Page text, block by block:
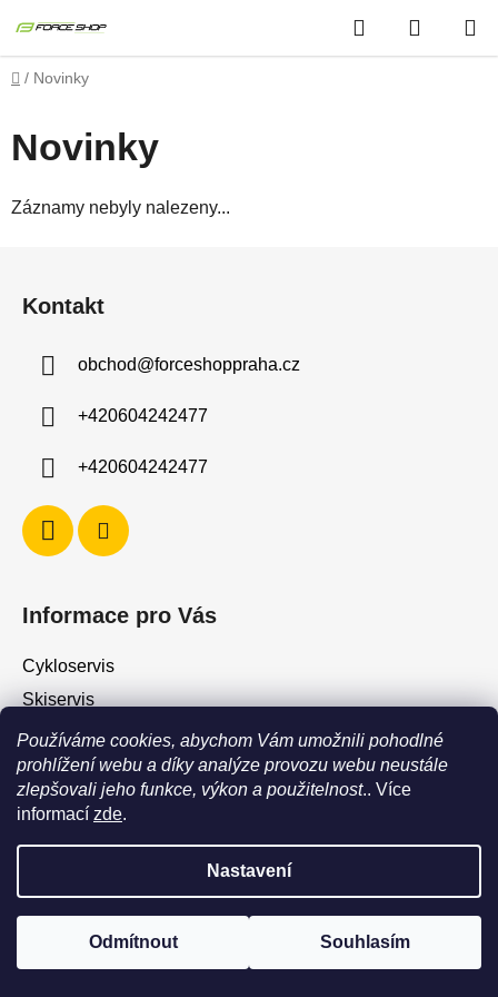
Používáme cookies, abychom Vám umožnili pohodlné
prohlížení webu a díky analýze provozu webu neustále
zlepšovali jeho funkce, výkon a použitelnost.. Více
informací zde.
Nastavení
Odmítnout Souhlasím
na
obsah
POZOR - stav zboží SKLADEM neodpovídá stavu na prodejně. Při
objednání zboží s vyzvednutím na prodejně vždy vyčkejte na
výzvu, že je zboží připraveno k vyzvednutí. Dostupnost zboží na
Hledat
KOŠÍK
Domů
/ Novinky
Novinky
Záznamy nebyly nalezeny...
Kontakt
obchod@forceshoppraha.cz
+420604242477
+420604242477
Informace pro Vás
Cykloservis
Skiservis
Obchodní podmínky
Podmínky ochrany osobních údajů
Jak vrátit / vyměnit zboží?
Copyright 2026Force Shop - Cyklo Hostivař. Všechna
práva vyhrazena.
Upravit nastavení cookies